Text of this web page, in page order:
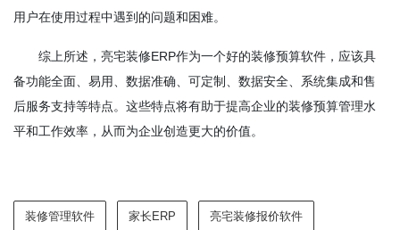
用户在使用过程中遇到的问题和困难。
综上所述，亮宅装修ERP作为一个好的装修预算软件，应该具
备功能全面、易用、数据准确、可定制、数据安全、系统集成和售
后服务支持等特点。这些特点将有助于提高企业的装修预算管理水
平和工作效率，从而为企业创造更大的价值。
装修管理软件 家长ERP 亮宅装修报价软件